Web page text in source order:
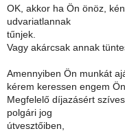
OK, akkor ha Ön önöz,
udvariatlannak
tűnjek.
Vagy akárcsak annak
Amennyiben Ön munkát
kérem keressen engem
Megfelelő díjazásért
polgári jog
útvesztőiben,